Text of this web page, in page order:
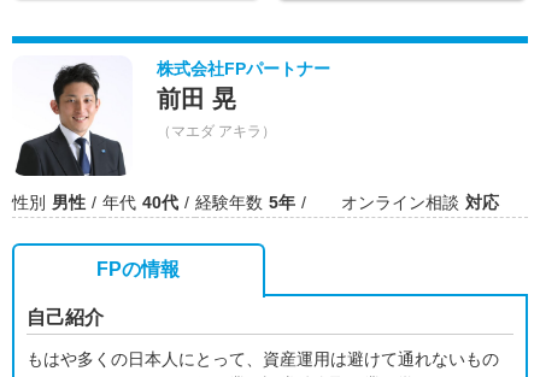
株式会社FPパートナー
前田 晃
（マエダ アキラ）
性別 男性 年代 40代 経験年数 5年 オンライン相談 対応
FPの情報
自己紹介
もはや多くの日本人にとって、資産運用は避けて通れないもの